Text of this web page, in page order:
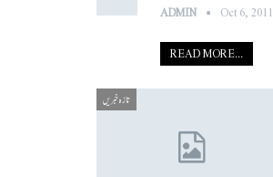
ADMIN Oct 6, 2011
READ MORE...
تازہ خبریں